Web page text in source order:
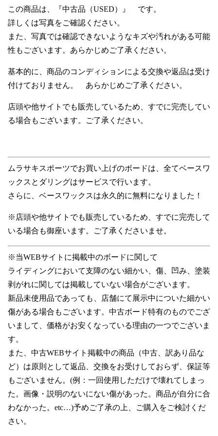
この商品は、『中古品（USED）』 です。
詳しくは写真をご確認ください。
また、写真では確認できないようなキズや汚れがある可能
性もございます。あらかじめご了承ください。
基本的に、商品のコンディションによる交換や返品は受け
付けておりません。 あらかじめご了承ください。
店頭や他サイトでも販売しているため、すでに完売してい
る場合もございます。ご了承ください。
ムラサキスポーツでお買い上げのボードは、全てベースワ
ックスとダリングはサービスで行います。
さらに、ベースワックスは永久的に無料になりました！
※店頭や他サイトでも販売しているため、すでに完売して
いる場合も御座います。ご了承くださいませ。
※当WEBサイトに掲載中のボードに関して
ライディングにおいて支障のない細かい、傷、凹み、塗装
剥がれに関しては掲載していない場合がございます。
新品未使用品であっても、店舗にて展示中についた細かい
傷がある場合もございます。中古ボード特有のものでござ
いまして、価格がお安くなっている理由の一つでございま
す。
また、中古WEBサイト掲載中の商品（中古、訳あり品な
ど）は原則として返品、交換をお受けしておらず、保証等
もございません。(例：一回使用しただけで壊れてしまっ
た。画像・説明のないにない傷があった。商品が自分に合
わなかった。etc…)予めご了承の上、ご購入をご検討くだ
さい。